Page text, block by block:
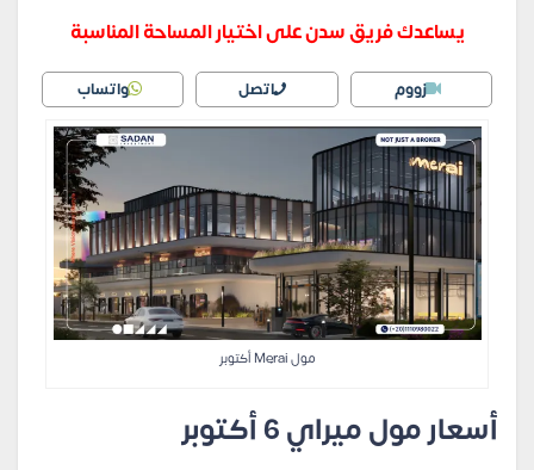
يساعدك فريق سدن على اختيار المساحة المناسبة
زووم اتصل واتساب
مول Merai أكتوبر
أسعار مول ميراي 6 أكتوبر